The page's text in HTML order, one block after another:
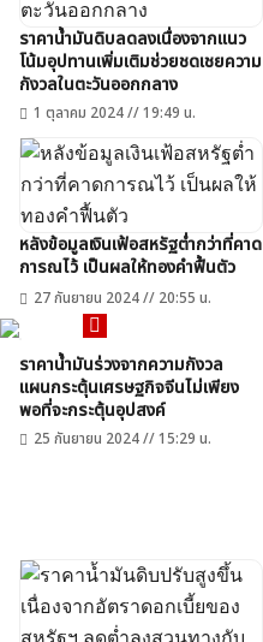
ค้นหา
ราคาน้ำมันดิบลดลงเนื่องจากแนว
โน้มอุปทานเพิ่มเติมช่วยชดเชยความ
กังวลในตะวันออกกลาง
1 ตุลาคม 2024 // 19:49 น.
หลังข้อมูลเงินเฟ้อสหรัฐต่ำกว่าที่คาด
การณไว้ เป็นผลให้ทองคำฟื้นตัว
27 กันยายน 2024 // 20:55 น.
ราคาน้ำมันร่วงจากความกังวล
แผนกระตุ้นเศรษฐกิจจีนไม่เพียง
พอที่จะกระตุ้นอุปสงค์
25 กันยายน 2024 // 15:29 น.